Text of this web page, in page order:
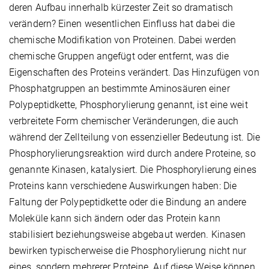
deren Aufbau innerhalb kürzester Zeit so dramatisch
verändern? Einen wesentlichen Einfluss hat dabei die
chemische Modifikation von Proteinen. Dabei werden
chemische Gruppen angefügt oder entfernt, was die
Eigenschaften des Proteins verändert. Das Hinzufügen von
Phosphatgruppen an bestimmte Aminosäuren einer
Polypeptidkette, Phosphorylierung genannt, ist eine weit
verbreitete Form chemischer Veränderungen, die auch
während der Zellteilung von essenzieller Bedeutung ist. Die
Phosphorylierungsreaktion wird durch andere Proteine, so
genannte Kinasen, katalysiert. Die Phosphorylierung eines
Proteins kann verschiedene Auswirkungen haben: Die
Faltung der Polypeptidkette oder die Bindung an andere
Moleküle kann sich ändern oder das Protein kann
stabilisiert beziehungsweise abgebaut werden. Kinasen
bewirken typischerweise die Phosphorylierung nicht nur
eines, sondern mehrerer Proteine. Auf diese Weise können